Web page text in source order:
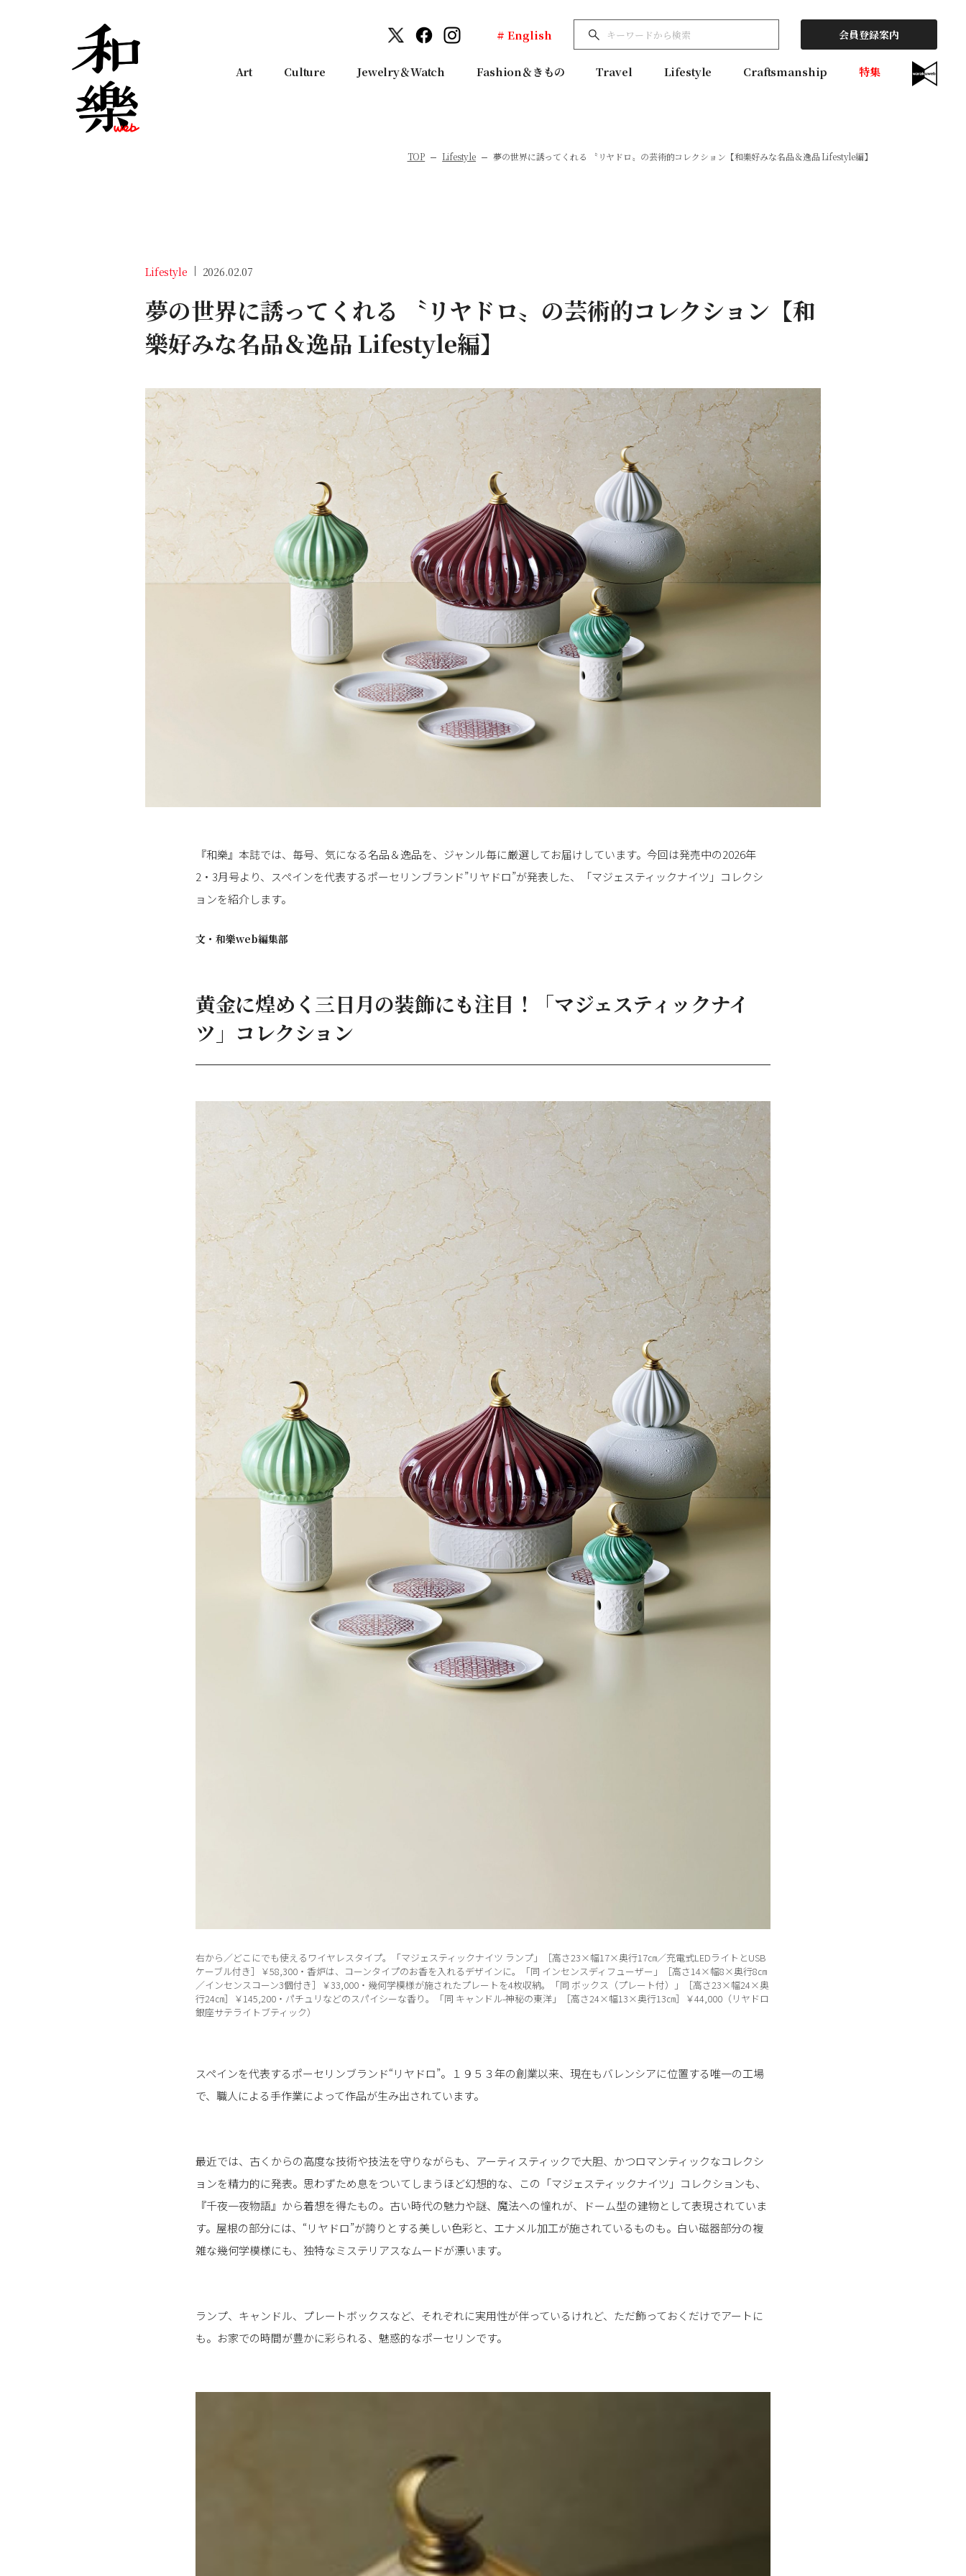
# English 会員登録案内
Art Culture Jewelry＆Watch Fashion＆きもの Travel Lifestyle Craftsmanship 特集
TOP Lifestyle 夢の世界に誘ってくれる 〝リヤドロ〟の芸術的コレクション【和樂好みな名品＆逸品 Lifestyle編】
Lifestyle 2026.02.07
夢の世界に誘ってくれる 〝リヤドロ〟の芸術的コレクション【和
樂好みな名品＆逸品 Lifestyle編】
『和樂』本誌では、毎号、気になる名品＆逸品を、ジャンル毎に厳選してお届けしています。今回は発売中の2026年
2・3月号より、スペインを代表するポーセリンブランド”リヤドロ”が発表した、「マジェスティックナイツ」コレクシ
ョンを紹介します。
文・ 和樂web編集部
黄金に煌めく三日月の装飾にも注目！「マジェスティックナイ
ツ」コレクション
右から／どこにでも使えるワイヤレスタイプ。「マジェスティックナイツ ランプ」［高さ23×幅17×奥行17㎝／充電式LEDライトとUSB
ケーブル付き］￥58,300・香炉は、コーンタイプのお香を入れるデザインに。「同 インセンスディフューザー」［高さ14×幅8×奥行8㎝
／インセンスコーン3個付き］￥33,000・幾何学模様が施されたプレートを4枚収納。「同 ボックス（プレート付）」［高さ23×幅24×奥
行24㎝］￥145,200・パチュリなどのスパイシーな香り。「同 キャンドル-神秘の東洋」［高さ24×幅13×奥行13㎝］￥44,000（リヤドロ
銀座サテライトブティック）
スペインを代表するポーセリンブランド“リヤドロ”。１９５３年の創業以来、現在もバレンシアに位置する唯一の工場
で、職人による手作業によって作品が生み出されています。
最近では、古くからの高度な技術や技法を守りながらも、アーティスティックで大胆、かつロマンティックなコレクシ
ョンを精力的に発表。思わずため息をついてしまうほど幻想的な、この「マジェスティックナイツ」コレクションも、
『千夜一夜物語』から着想を得たもの。古い時代の魅力や謎、魔法への憧れが、ドーム型の建物として表現されていま
す。屋根の部分には、“リヤドロ”が誇りとする美しい色彩と、エナメル加工が施されているものも。白い磁器部分の複
雑な幾何学模様にも、独特なミステリアスなムードが漂います。
ランプ、キャンドル、プレートボックスなど、それぞれに実用性が伴っているけれど、ただ飾っておくだけでアートに
も。お家での時間が豊かに彩られる、魅惑的なポーセリンです。